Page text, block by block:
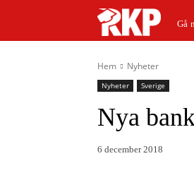
Gå
Hem Nyheter
Nyheter Sverige
Nya
6 december 2018